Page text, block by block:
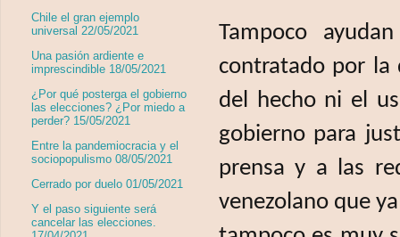
Tampoco
contratado por la
del hecho ni el
gobierno para
prensa y a las
venezolano que
Chile el gran ejemplo
universal 22/05/2021
Una pasión ardiente e
imprescindible 18/05/2021
¿Por qué posterga el gobierno
las elecciones? ¿Por miedo a
perder? 15/05/2021
Entre la pandemiocracia y el
sociopopulismo 08/05/2021
Cerrado por duelo 01/05/2021
Y el paso siguiente será
cancelar las elecciones.